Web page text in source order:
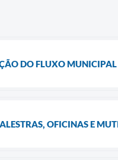
DO FLUXO MUNICIPAL
OFICINAS E